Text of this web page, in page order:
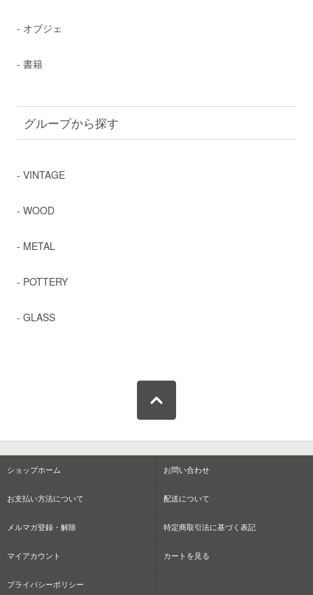
- オブジェ
- 書籍
グループから探す
- VINTAGE
- WOOD
- METAL
- POTTERY
- GLASS
ショップホーム お問い合わせ
お支払い方法について 配送について
メルマガ登録・解除 特定商取引法に基づく表記
マイアカウント カートを見る
プライバシーポリシー